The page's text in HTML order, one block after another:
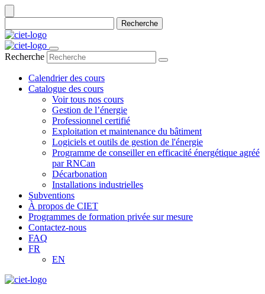
Recherche
Recherche
Calendrier des cours
Catalogue des cours
Voir tous nos cours
Gestion de l’énergie
Professionnel certifié
Exploitation et maintenance du bâtiment
Logiciels et outils de gestion de l'énergie
Programme de conseiller en efficacité énergétique agréé
par RNCan
Décarbonation
Installations industrielles
Subventions
À propos de CIET
Programmes de formation privée sur mesure
Contactez-nous
FAQ
FR
EN